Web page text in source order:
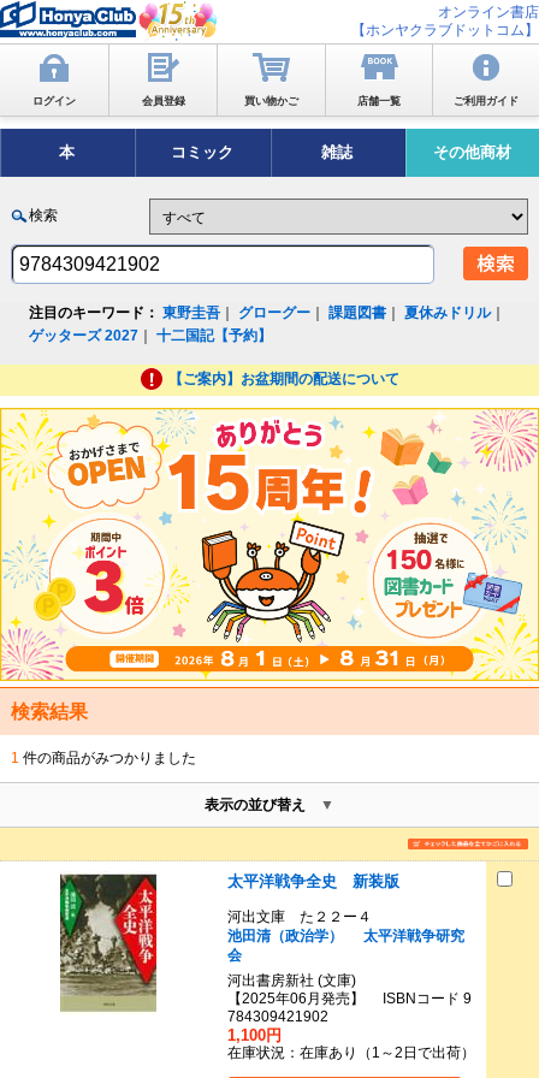
オンライン書店
【ホンヤクラブドットコム】
ログイン 会員登録 買い物かご 店舗一覧 ご利用ガイド
本 コミック 雑誌 その他商材
検索
注目のキーワード： 東野圭吾 グローグー ｜課題図書 ｜夏休みドリル｜
ゲッターズ 2027 ｜十二国記【予約】
【ご案内】お盆期間の配送について
検索結果
1 件の商品がみつかりました
表示の並び替え
太平洋戦争全史 新装版
河出文庫 た２２ー４
池田清（政治学）
太平洋戦争研究
会
河出書房新社 (文庫)
【2025年06月発売】 ISBNコード 9
784309421902
1,100円
在庫状況：在庫あり（1～2日で出荷）